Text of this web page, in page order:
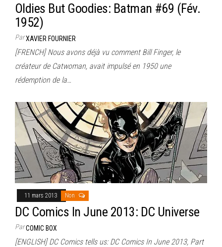
Oldies But Goodies: Batman #69 (Fév.
1952)
ParXAVIER FOURNIER
[FRENCH] Nous avons déjà vu comment Bill Finger, le
créateur de Catwoman, avait impulsé en 1950 une
rédemption de la…
11 mars 2013 Non
DC Comics In June 2013: DC Universe
ParCOMIC BOX
[ENGLISH] DC Comics tells us: DC Comics In June 2013, Part